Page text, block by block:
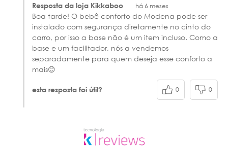
Resposta da loja Kikkaboo há 6 meses
Boa tarde! O bebê conforto do Modena pode ser
instalado com segurança diretamente no cinto do
carro, por isso a base não é um item incluso. Como a
base e um facilitador, nós a vendemos
separadamente para quem deseja esse conforto a
mais😊
esta resposta foi útil? 0 0